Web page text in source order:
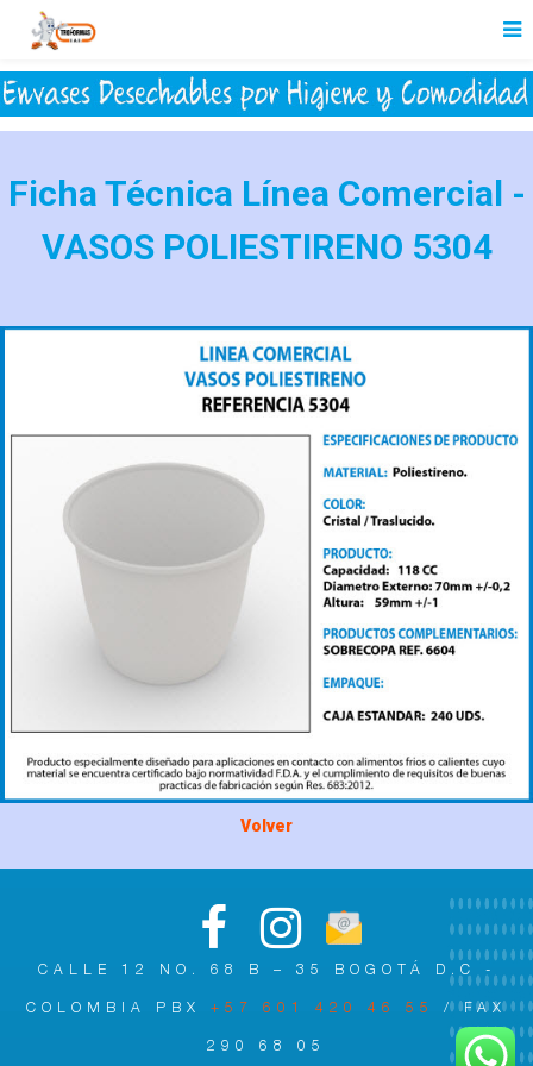
Ficha Técnica Línea Comercial -
VASOS POLIESTIRENO 5304
Volver
CALLE 12 NO. 68 B – 35 BOGOTÁ D.C -
COLOMBIA PBX +57 601 420 46 55 / FAX
290 68 05